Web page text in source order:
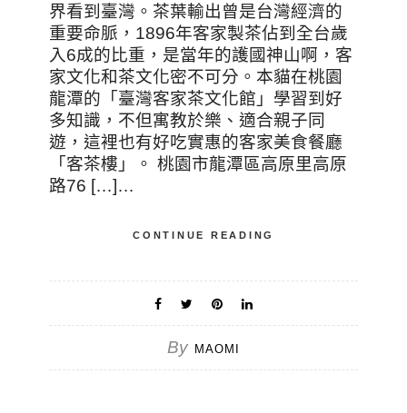
界看到臺灣。茶葉輸出曾是台灣經濟的
重要命脈，1896年客家製茶佔到全台歲
入6成的比重，是當年的護國神山啊，客
家文化和茶文化密不可分。本貓在桃園
龍潭的「臺灣客家茶文化館」學習到好
多知識，不但寓教於樂、適合親子同
遊，這裡也有好吃實惠的客家美食餐廳
「客茶樓」。 桃園市龍潭區高原里高原
路76 […]…
CONTINUE READING
By MAOMI